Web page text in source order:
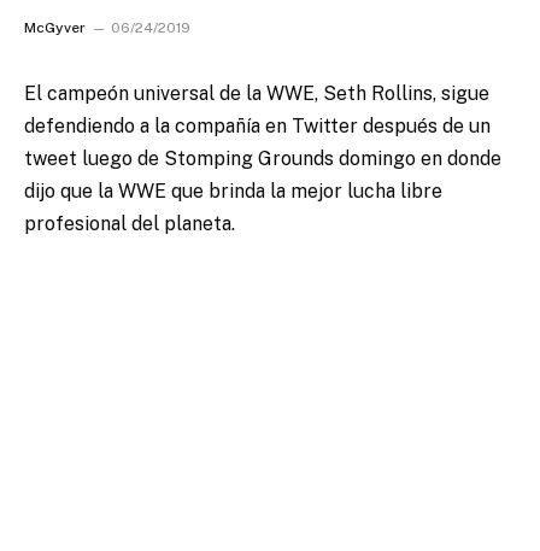
McGyver 06/24/2019
El campeón universal de la WWE, Seth Rollins, sigue
defendiendo a la compañía en Twitter después de un
tweet luego de Stomping Grounds domingo en donde
dijo que la WWE que brinda la mejor lucha libre
profesional del planeta.